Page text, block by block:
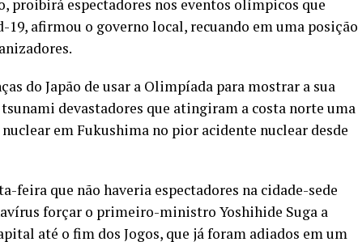
proibirá espectadores nos eventos olímpicos que
19, afirmou o governo local, recuando em uma posição
do Japão de usar a Olimpíada para mostrar a sua
devastadores que atingiram a costa norte uma
em Fukushima no pior acidente nuclear desde
feira que não haveria espectadores na cidade-sede
forçar o primeiro-ministro Yoshihide Suga a
até o fim dos Jogos, que já foram adiados em um